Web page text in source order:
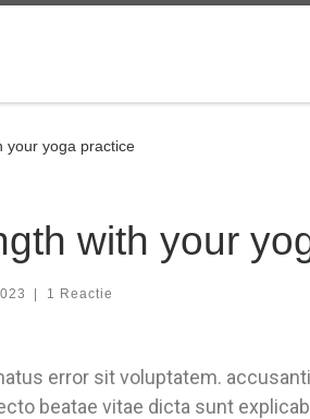
your yoga practice
with your
1 Reactie
error sit voluptatem.
beatae vitae dicta sunt